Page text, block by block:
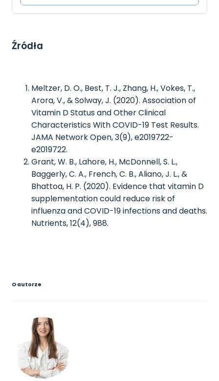
Źródła
Meltzer, D. O., Best, T. J., Zhang, H., Vokes, T.,
Arora, V., & Solway, J. (2020). Association of
Vitamin D Status and Other Clinical
Characteristics With COVID-19 Test Results.
JAMA Network Open, 3(9), e2019722-
e2019722.
Grant, W. B., Lahore, H., McDonnell, S. L.,
Baggerly, C. A., French, C. B., Aliano, J. L., &
Bhattoa, H. P. (2020). Evidence that vitamin D
supplementation could reduce risk of
influenza and COVID-19 infections and deaths.
Nutrients, 12(4), 988.
O autorze